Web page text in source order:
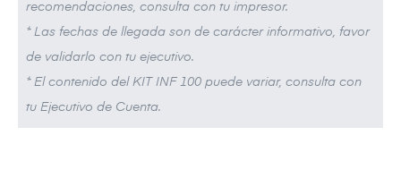
recomendaciones, consulta con tu impresor.
* Las fechas de llegada son de carácter informativo, favor
de validarlo con tu ejecutivo.
* El contenido del KIT INF 100 puede variar, consulta con
tu Ejecutivo de Cuenta.